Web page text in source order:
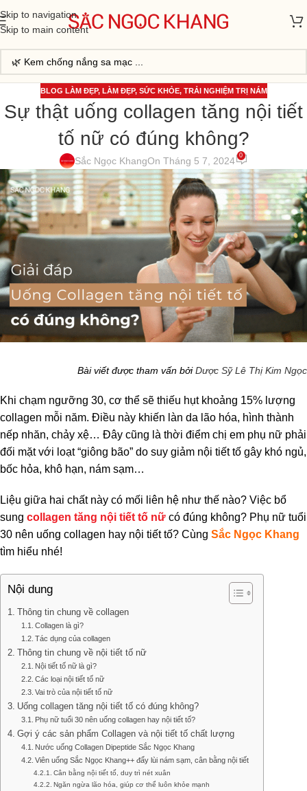
Skip to navigation
Skip to main content
BLOG LÀM ĐẸP, LÀM ĐẸP, SỨC KHỎE, TRẢI NGHIỆM TRỊ NÁM
Sự thật uống collagen tăng nội tiết
tố nữ có đúng không?
Sắc Ngọc KhangOn Tháng 5 7, 2024 0
Bài viết được tham vấn bởiDược Sỹ Lê Thị Kim Ngọc
Khi chạm ngưỡng 30, cơ thể sẽ thiếu hụt khoảng 15% lượng
collagen mỗi năm. Điều này khiến làn da lão hóa, hình thành
nếp nhăn, chảy xệ… Đây cũng là thời điểm chị em phụ nữ phải
đối mặt với loạt “giông bão” do suy giảm nội tiết tố gây khó ngủ,
bốc hỏa, khô hạn, nám sạm…
Liệu giữa hai chất này có mối liên hệ như thế nào? Việc bổ
sung collagen tăng nội tiết tố nữ có đúng không? Phụ nữ tuổi
30 nên uống collagen hay nội tiết tố? Cùng Sắc Ngọc Khang
tìm hiểu nhé!
Nội dung
Thông tin chung về collagen
Collagen là gì?
Tác dụng của collagen
Thông tin chung về nội tiết tố nữ
Nội tiết tố nữ là gì?
Các loại nội tiết tố nữ
Vai trò của nội tiết tố nữ
Uống collagen tăng nội tiết tố có đúng không?
Phụ nữ tuổi 30 nên uống collagen hay nội tiết tố?
Gợi ý các sản phẩm Collagen và nội tiết tố chất lượng
Nước uống Collagen Dipeptide Sắc Ngọc Khang
Viên uống Sắc Ngọc Khang++ đẩy lùi nám sạm, cân bằng nội tiết
Cân bằng nội tiết tố, duy trì nét xuân
Ngăn ngừa lão hóa, giúp cơ thể luôn khỏe mạnh